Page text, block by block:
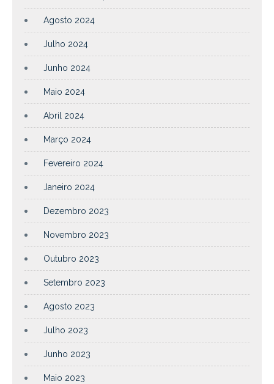
Agosto 2024
Julho 2024
Junho 2024
Maio 2024
Abril 2024
Março 2024
Fevereiro 2024
Janeiro 2024
Dezembro 2023
Novembro 2023
Outubro 2023
Setembro 2023
Agosto 2023
Julho 2023
Junho 2023
Maio 2023